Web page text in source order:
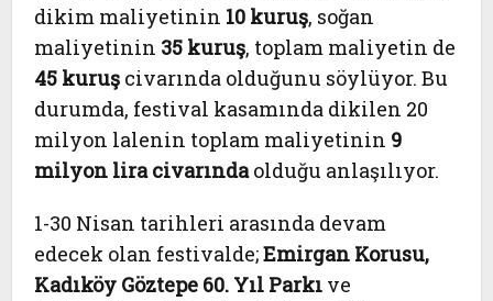
dikim maliyetinin 10 kuruş, soğan
maliyetinin 35 kuruş, toplam maliyetin de
45 kuruş civarında olduğunu söylüyor. Bu
durumda, festival kasamında dikilen 20
milyon lalenin toplam maliyetinin 9
milyon lira civarındaolduğu anlaşılıyor.
1-30 Nisan tarihleri arasında devam
edecek olan festivalde;Emirgan Korusu,
Kadıköy Göztepe 60. Yıl Parkı ve